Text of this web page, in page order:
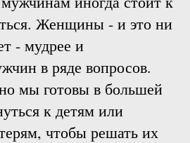
Женщины - и это ни
- мудрее и
в ряде вопросов.
мы готовы в большей
к детям или
чтобы решать их